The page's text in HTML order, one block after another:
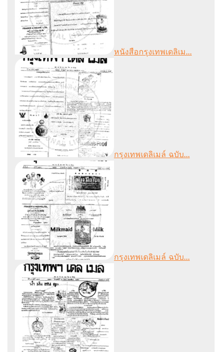
หนังสือกรุงเทพเดลิเม...
กรุงเทพเดลิเมล์ ฉบับ...
กรุงเทพเดลิเมล์ ฉบับ...